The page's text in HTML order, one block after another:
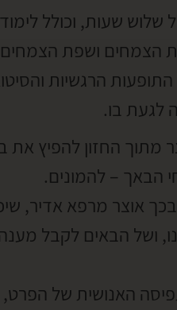
הצמחים ושפת
הרגשיות
לגעת בו.
מתוך החזון להפיץ את
הבאך – להמונים.
אוצר מרפא אדיר,
ושל הבאים לקבל
האנושית של הפרט,